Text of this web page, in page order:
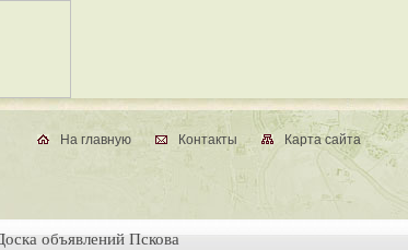
На главную Контакты Карта сайта
объявлений Пскова